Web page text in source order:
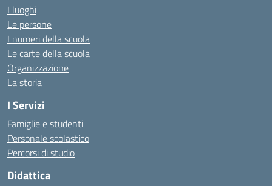
I luoghi
Le persone
I numeri della scuola
Le carte della scuola
Organizzazione
La storia
I Servizi
Famiglie e studenti
Personale scolastico
Percorsi di studio
Didattica